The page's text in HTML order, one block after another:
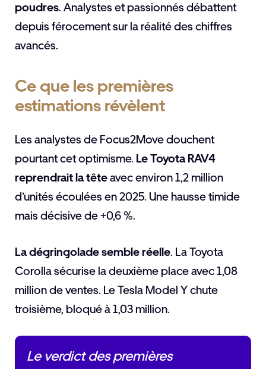
poudres. Analystes et passionnés débattent
depuis férocement sur la réalité des chiffres
avancés.
Ce que les premières
estimations révèlent
Les analystes de Focus2Move douchent
pourtant cet optimisme. Le Toyota RAV4
reprendrait la têteavec environ 1,2 million
d’unités écoulées en 2025. Une hausse timide
mais décisive de +0,6 %.
La dégringolade semble réelle. La Toyota
Corolla sécurise la deuxième place avec 1,08
million de ventes. Le Tesla Model Y chute
troisième, bloqué à 1,03 million.
Le verdict des premières